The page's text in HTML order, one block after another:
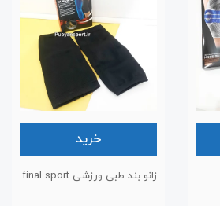
خرید
زانو بند طبی ورزشی final sport